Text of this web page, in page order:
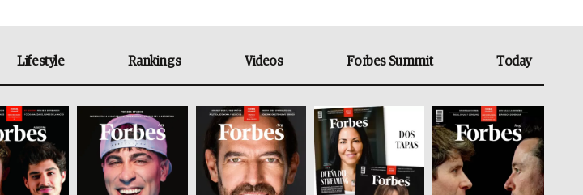
Lifestyle Rankings Videos Forbes Summit Today